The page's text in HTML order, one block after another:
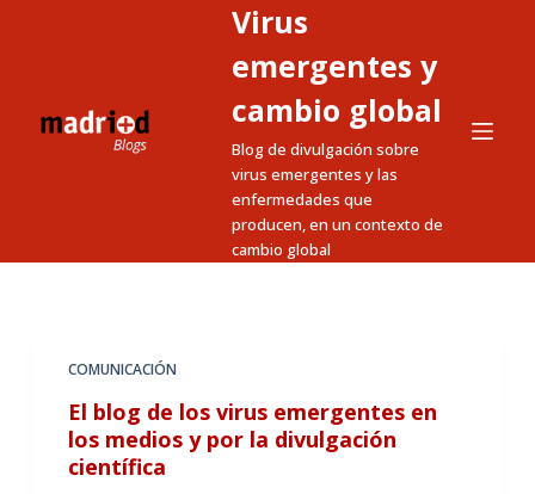
Virus
emergentes y
cambio global
Blog de divulgación sobre
virus emergentes y las
enfermedades que
producen, en un contexto de
cambio global
COMUNICACIÓN
El blog de los virus emergentes en
los medios y por la divulgación
científica